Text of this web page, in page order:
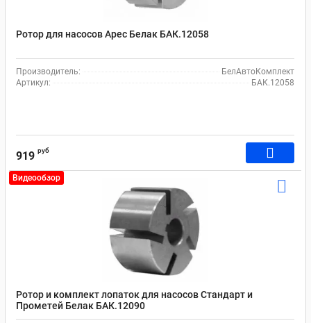
Ротор для насосов Арес Белак БАК.12058
Производитель:
БелАвтоКомплект
Артикул:
БАК.12058
919 руб
Видеообзор
Ротор и комплект лопаток для насосов Стандарт и
Прометей Белак БАК.12090